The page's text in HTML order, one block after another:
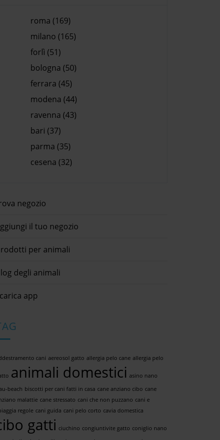
roma (169)
milano (165)
forlì (51)
bologna (50)
ferrara (45)
modena (44)
ravenna (43)
bari (37)
parma (35)
cesena (32)
negozio
il tuo negozio
per animali
degli animali
app
cani aereosol gatto allergia pelo cane allergia pelo
animali domestici asino nano
beach biscotti per cani fatti in casa cane anziano cibo cane
malattie cane stressato cani che non puzzano cani e
regole cani guida cani pelo corto cavia domestica
gatti ciuchino congiuntivite gatto coniglio nano